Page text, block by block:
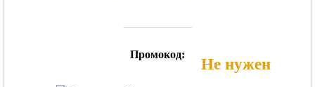
Промокод:
Не нужен